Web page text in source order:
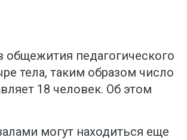
общежития педагогического
тела, таким образом число
18 человек. Об этом
могут находиться еще